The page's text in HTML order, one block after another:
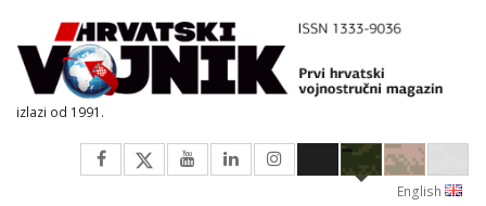
izlazi od 1991.
English